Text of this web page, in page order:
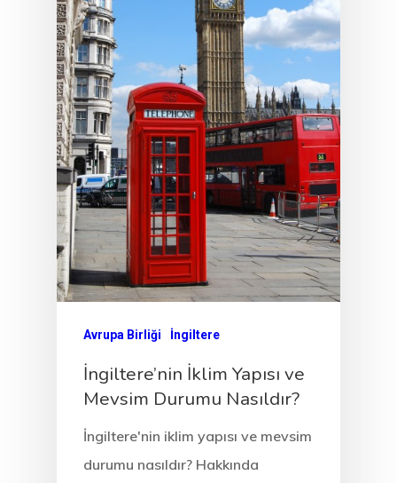
Avrupa Birliği İngiltere
İngiltere’nin İklim Yapısı ve
Mevsim Durumu Nasıldır?
İngiltere'nin iklim yapısı ve mevsim
durumu nasıldır? Hakkında